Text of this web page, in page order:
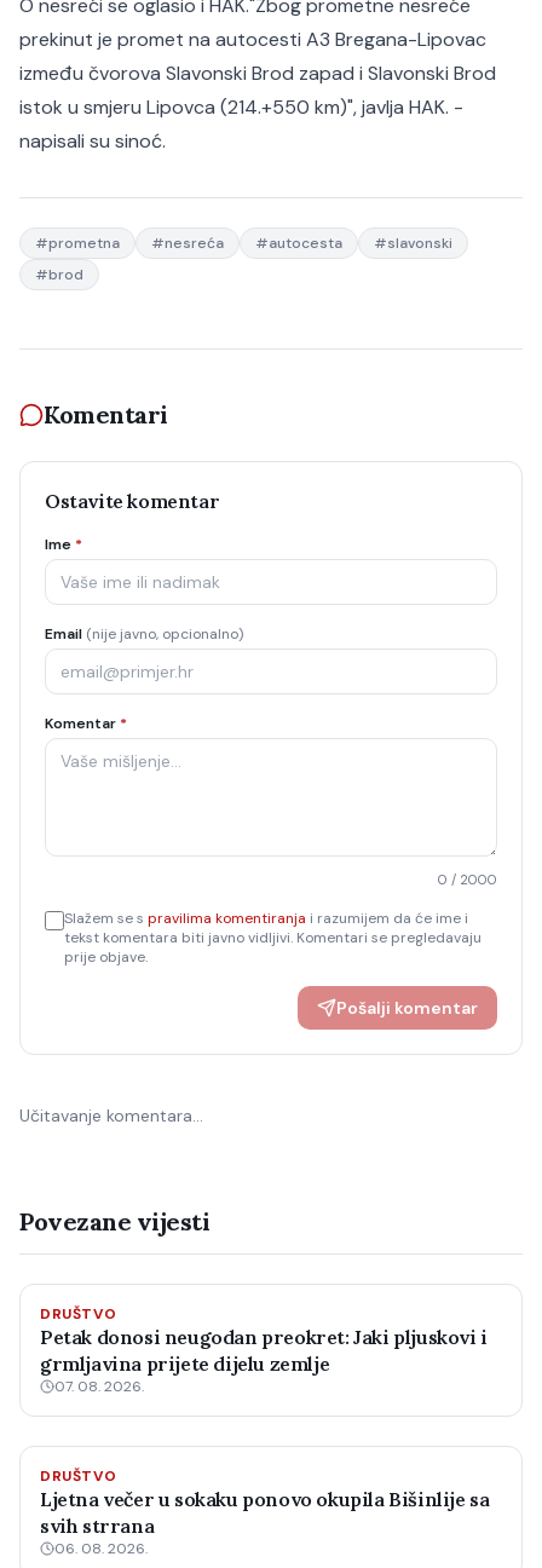
O nesreći se oglasio i HAK."Zbog prometne nesreće
prekinut je promet na autocesti A3 Bregana-Lipovac
između čvorova Slavonski Brod zapad i Slavonski Brod
istok u smjeru Lipovca (214.+550 km)", javlja HAK. -
napisali su sinoć.
#prometna #nesreća #autocesta #slavonski
#brod
Komentari
Ostavite komentar
Ime *
Email (nije javno, opcionalno)
Komentar *
0 / 2000
Slažem se s pravilima komentiranja i razumijem da će ime i
tekst komentara biti javno vidljivi. Komentari se pregledavaju
prije objave.
Pošalji komentar
Učitavanje komentara…
Povezane vijesti
DRUŠTVO
Petak donosi neugodan preokret: Jaki pljuskovi i
grmljavina prijete dijelu zemlje
07. 08. 2026.
DRUŠTVO
Ljetna večer u sokaku ponovo okupila Bišinlije sa
svih strrana
06. 08. 2026.